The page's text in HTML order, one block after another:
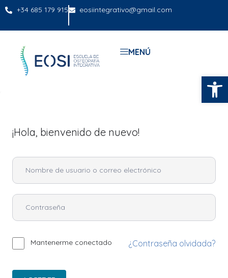
+34 685 179 915 eosiintegrativo@gmail.com
MENÚ
¡Hola, bienvenido de nuevo!
Mantenerme conectado ¿Contraseña olvidada?